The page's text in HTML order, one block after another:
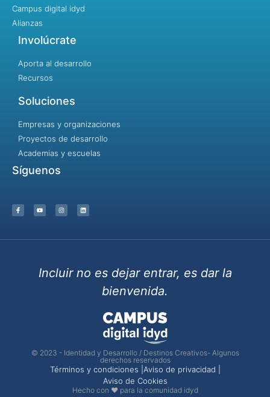
Campus digital idyd
Alianzas
Involúcrate
Aporta al desarrollo
Recursos
Soluciones
Empresas y organizaciones
Proyectos de desarrollo
Academias y escuelas
Síguenos
Incluir no es dejar entrar, es dar la
bienvenida.
© 2023 - Identidad y Desarrollo / Destinos Creativos- Algunos
derechos reservados
Términos y condiciones | Aviso de privacidad |
Aviso de Cookies
Hecho con ❤ para la comunidad idyd